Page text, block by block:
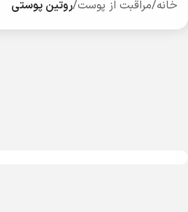
خانه/مراقبت از پوست/روتین پوستی